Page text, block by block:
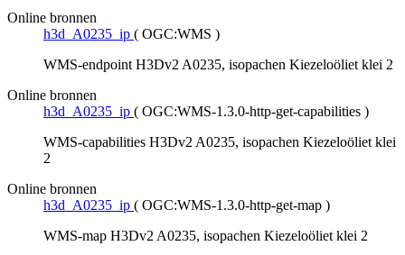
Online bronnen
h3d_A0235_ip ( OGC:WMS )
WMS-endpoint H3Dv2 A0235, isopachen Kiezeloöliet klei 2
Online bronnen
h3d_A0235_ip ( OGC:WMS-1.3.0-http-get-capabilities )
WMS-capabilities H3Dv2 A0235, isopachen Kiezeloöliet klei
2
Online bronnen
h3d_A0235_ip ( OGC:WMS-1.3.0-http-get-map )
WMS-map H3Dv2 A0235, isopachen Kiezeloöliet klei 2